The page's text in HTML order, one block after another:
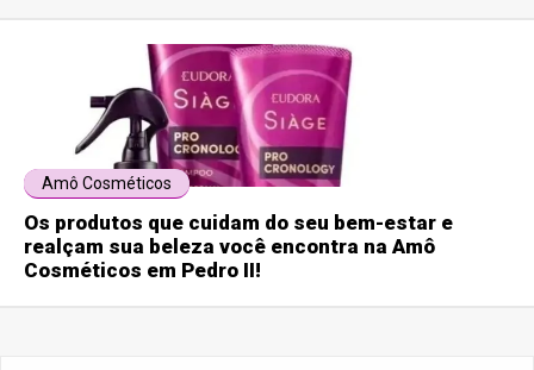
Amô Cosméticos
Os produtos que cuidam do seu bem-estar e
realçam sua beleza você encontra na Amô
Cosméticos em Pedro II!